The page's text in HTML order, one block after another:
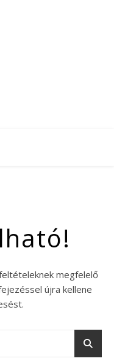
megfelelő
újra kellene